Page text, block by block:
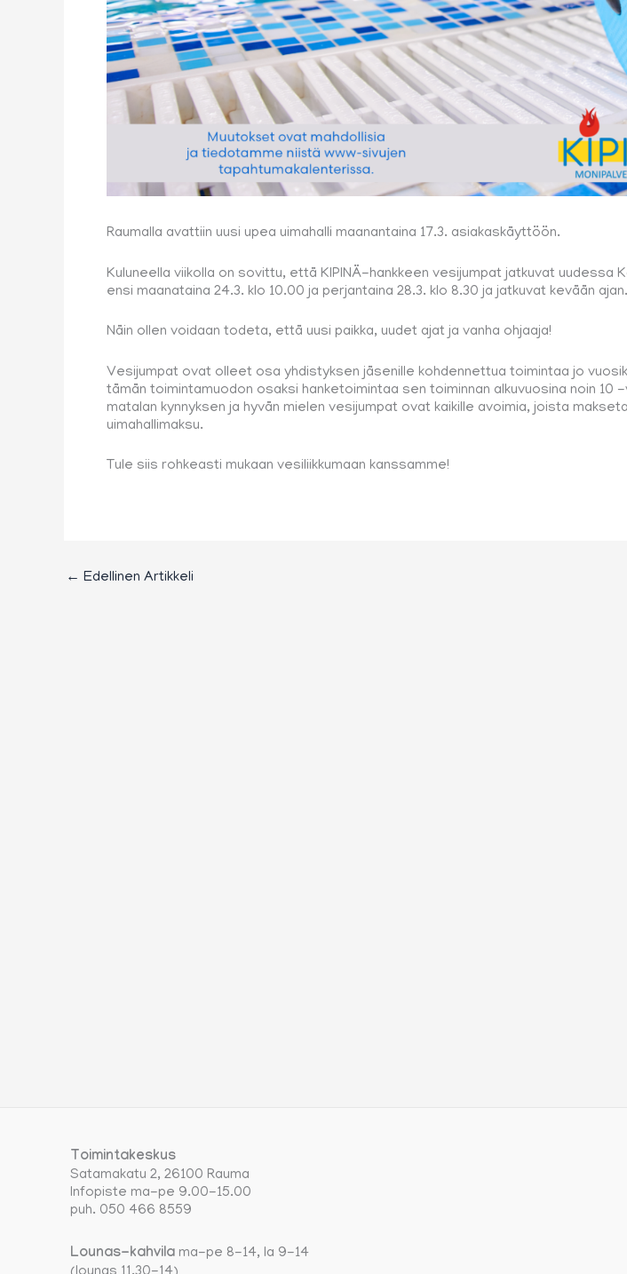
Raumalla avattiin uusi upea uimahalli maanantaina 17.3. asiakaskäyttöön.
Kuluneella viikolla on sovittu, että KIPINÄ-hankkeen vesijumpat jatkuvat uudessa
ensi maanataina 24.3. klo 10.00 ja perjantaina 28.3. klo 8.30 ja jatkuvat kevään ajan.
Näin ollen voidaan todeta, että uusi paikka, uudet ajat ja vanha ohjaaja!
Vesijumpat ovat olleet osa yhdistyksen jäsenille kohdennettua toimintaa jo
tämän toimintamuodon osaksi hanketoimintaa sen toiminnan alkuvuosina noin 10
matalan kynnyksen ja hyvän mielen vesijumpat ovat kaikille avoimia, joista
uimahallimaksu.
Tule siis rohkeasti mukaan vesiliikkumaan kanssamme!
← Edellinen Artikkeli
Toimintakeskus
Satamakatu 2, 26100 Rauma
Infopiste ma-pe 9.00-15.00
puh. 050 466 8559
Lounas-kahvilama-pe 8-14, la 9-14